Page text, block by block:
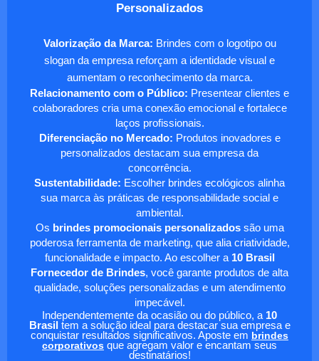
Personalizados
Valorização da Marca: Brindes com o logotipo ou
slogan da empresa reforçam a identidade visual e
aumentam o reconhecimento da marca.
Relacionamento com o Público: Presentear clientes e
colaboradores cria uma conexão emocional e fortalece
laços profissionais.
Diferenciação no Mercado: Produtos inovadores e
personalizados destacam sua empresa da
concorrência.
Sustentabilidade: Escolher brindes ecológicos alinha
sua marca às práticas de responsabilidade social e
ambiental.
Os brindes promocionais personalizadossão uma
poderosa ferramenta de marketing, que alia criatividade,
funcionalidade e impacto. Ao escolher a 10 Brasil
Fornecedor de Brindes, você garante produtos de alta
qualidade, soluções personalizadas e um atendimento
impecável.
Independentemente da ocasião ou do público, a 10
Brasil tem a solução ideal para destacar sua empresa e
conquistar resultados significativos. Aposte em brindes
corporativos que agregam valor e encantam seus
destinatários!